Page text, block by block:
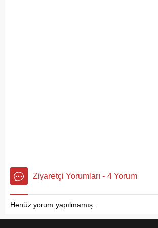
Ziyaretçi Yorumları - 4 Yorum
Henüz yorum yapılmamış.